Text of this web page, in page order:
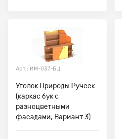
Арт.: ИМ-037-БЦ
Уголок Природы Ручеек
(каркас бук с
разноцветными
фасадами, Вариант 3)